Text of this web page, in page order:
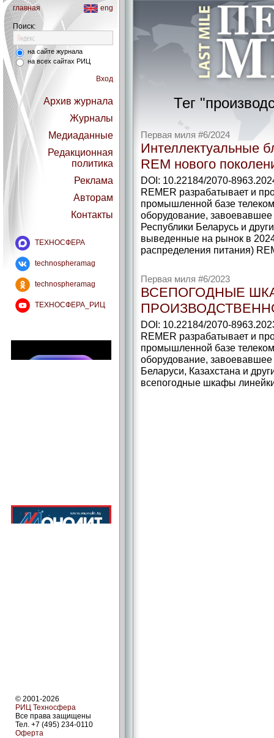
главная eng
Поиск:
на сайте журнала
на всех сайтах РИЦ
Вход
Архив журнала
Журналы
Медиаданные
Редакционная
политика
Реклама
Авторам
Контакты
ТЕХНОСФЕРА
technospheramag
technospheramag
ТЕХНОСФЕРА_РИЦ
© 2001-2026
РИЦ Техносфера
Все права защищены
Тел. +7 (495) 234-0110
Оферта
Тег
Первая миля #6/2024
Интеллектуальные
REM нового
DOI: 10.22184/2070-
REMER разрабатывает и
промышленной базе
оборудование,
Республики Беларусь и
выведенные на рынок в
распределения питания)
Первая миля #6/2023
ВСЕПОГОДНЫЕ
DOI: 10.22184/2070-
REMER разрабатывает и
промышленной базе
оборудование,
Беларуси, Казахстана и
всепогодные шкафы